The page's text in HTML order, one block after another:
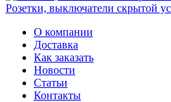
Розетки, выключатели скрытой
О компании
Доставка
Как заказать
Новости
Статьи
Контакты